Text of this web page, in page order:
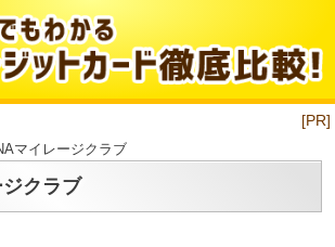
[PR]
マイレージクラブ
クラブ